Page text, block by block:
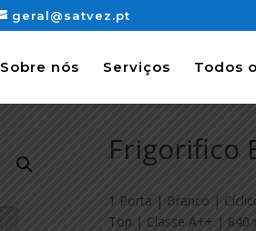
geral@satvez.pt
Sobre nós Serviços Todos
Frigorifico
1 Porta | Branco |
Top | Classe A++ | 840